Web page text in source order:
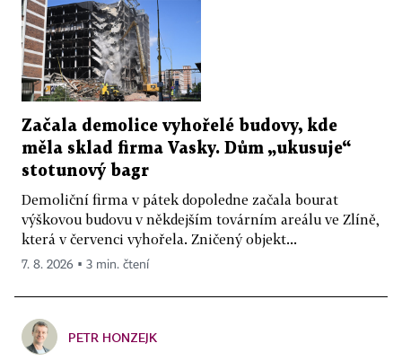
Začala demolice vyhořelé budovy, kde
měla sklad firma Vasky. Dům „ukusuje“
stotunový bagr
Demoliční firma v pátek dopoledne začala bourat
výškovou budovu v někdejším továrním areálu ve Zlíně,
která v červenci vyhořela. Zničený objekt...
7. 8. 2026 ▪ 3 min. čtení
PETR HONZEJK